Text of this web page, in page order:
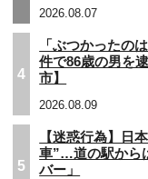
2026.08.07
4
「ぶつかったの
件で86歳の男を
市】
2026.08.09
5
【迷惑行為】日
車”…道の駅から
バー」